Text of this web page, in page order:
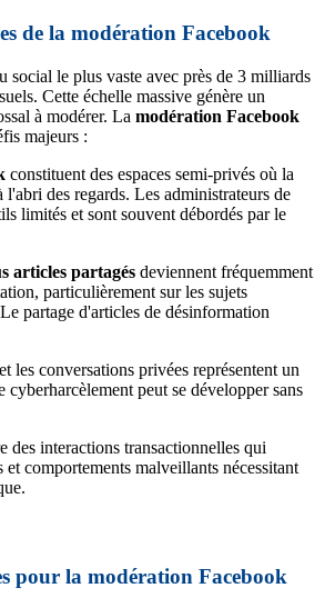
de la modération Facebook
social le plus vaste avec près de 3 milliards
Cette échelle massive génère un
à modérer. La modération Facebook
majeurs :
constituent des espaces semi-privés où la
des regards. Les administrateurs de
limités et sont souvent débordés par le
articles partagés deviennent fréquemment
particulièrement sur les sujets
partage d'articles de désinformation
et les conversations privées représentent un
cyberharcèlement peut se développer sans
des interactions transactionnelles qui
et comportements malveillants nécessitant
pour la modération Facebook